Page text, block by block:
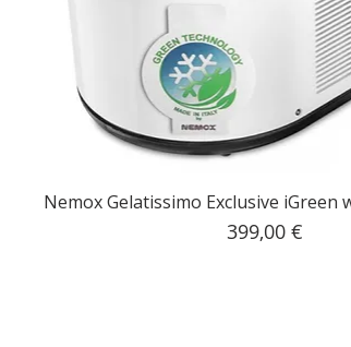
Nemox Gelatissimo Exclusive iGreen
Preis
399,00 €